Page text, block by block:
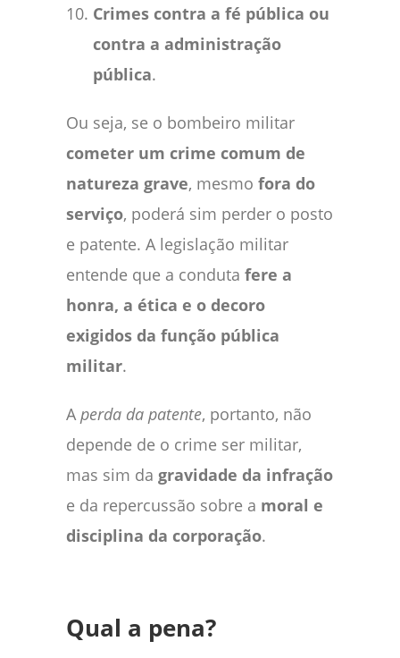
Crimes contra a fé pública ou
contra a administração
pública.
Ou seja, se o bombeiro militar
cometer um crime comum de
natureza grave, mesmo fora do
serviço, poderá sim perder o posto
e patente. A legislação militar
entende que a conduta fere a
honra, a ética e o decoro
exigidos da função pública
militar.
A perda da patente, portanto, não
depende de o crime ser militar,
mas sim da gravidade da infração
e da repercussão sobre a moral e
disciplina da corporação.
Qual a pena?